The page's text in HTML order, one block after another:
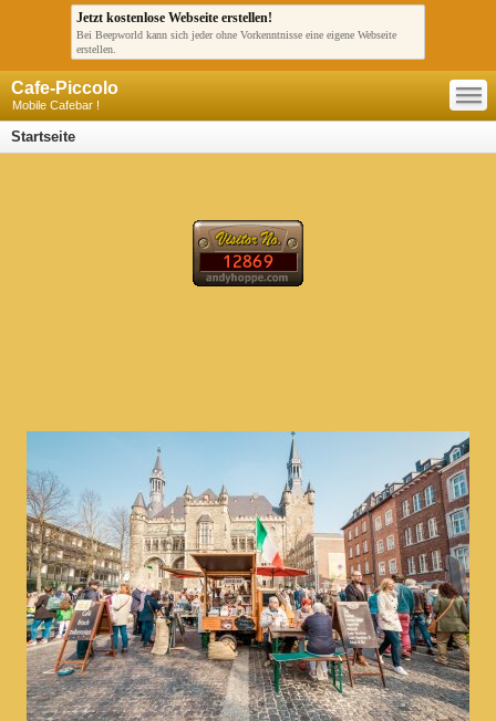
Jetzt kostenlose Webseite erstellen!
Bei Beepworld kann sich jeder ohne Vorkenntnisse eine eigene Webseite
erstellen.
Cafe-Piccolo
Mobile Cafebar !
—
—
—
Startseite